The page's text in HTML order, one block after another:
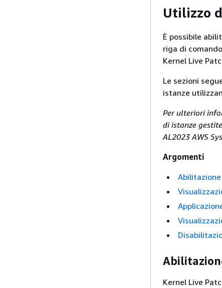
Utilizzo
È possibile
riga di
Kernel Live
Le sezioni
istanze
Per ulteriori
di istanze
AL2023 AWS
Argomenti
Kernel Live